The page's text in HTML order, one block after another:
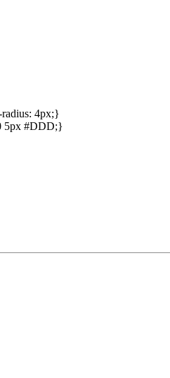
4px;}
5px #DDD;}